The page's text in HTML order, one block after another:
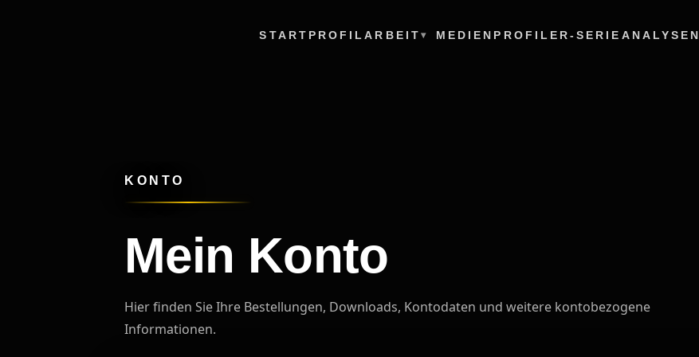
START PROFILARBEIT MEDIEN PROFILER-SERIE ANALYSEN
KONTO
Mein Konto
Hier finden Sie Ihre Bestellungen, Downloads, Kontodaten und weitere kontobezogene
Informationen.